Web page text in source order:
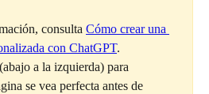
consulta Cómo crear una
con ChatGPT.
(abajo a la izquierda) para
se vea perfecta antes de